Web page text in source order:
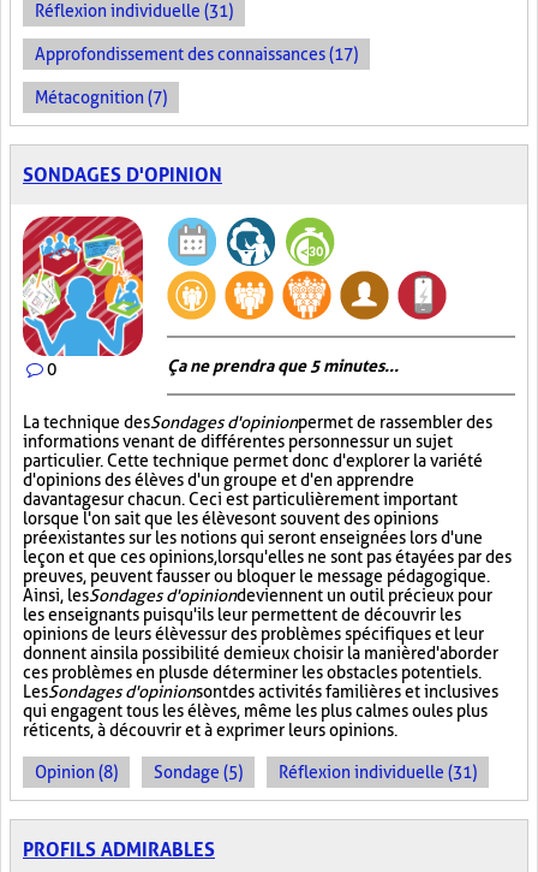
Réflexion individuelle (31)
Approfondissement des connaissances (17)
Métacognition (7)
SONDAGES D'OPINION
0 Ça ne prendra que 5 minutes...
La technique desSondages d'opinionpermet de rassembler des
informations venant de différentes personnes sur un sujet
particulier. Cette technique permet donc d'explorer la variété
d'opinions des élèves d'un groupe et d'en apprendre
davantage sur chacun. Ceci est particulièrement important
lorsque l'on sait que les élèves ont souvent des opinions
préexistantes sur les notions qui seront enseignées lors d'une
leçon et que ces opinions, lorsqu'elles ne sont pas étayées par des
preuves, peuvent fausser ou bloquer le message pédagogique.
Ainsi, lesSondages d'opiniondeviennent un outil précieux pour
les enseignants puisqu'ils leur permettent de découvrir les
opinions de leurs élèves sur des problèmes spécifiques et leur
donnent ainsi la possibilité de mieux choisir la manière d'aborder
ces problèmes en plus de déterminer les obstacles potentiels.
LesSondages d'opinionsont des activités familières et inclusives
qui engagent tous les élèves, même les plus calmes ou les plus
réticents, à découvrir et à exprimer leurs opinions.
Opinion (8) Sondage (5) Réflexion individuelle (31)
PROFILS ADMIRABLES